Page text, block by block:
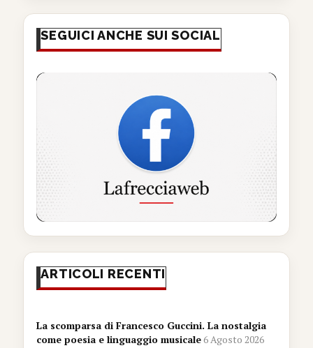
SEGUICI ANCHE SUI SOCIAL
ARTICOLI RECENTI
La scomparsa di Francesco Guccini. La nostalgia
come poesia e linguaggio musicale6 Agosto 2026